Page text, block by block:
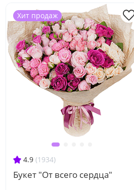
4.9 (1934)
Букет "От всего сердца"
Хит продаж